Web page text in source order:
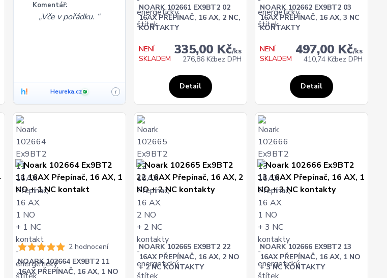
Komentář:
Vče v pořádku.
Heureka.cz ✓ i
NOARK 102661 EX9BT2 02
16AX PŘEPÍNAČ, 16 AX, 2 NC,
KONTAKTY
335,00 Kč/ks
276,86 Kčbez DPH
NENÍ
SKLADEM
Detail
NOARK 102662 EX9BT2 03
16AX PŘEPÍNAČ, 16 AX, 3 NC
KONTAKTY
497,00 Kč/ks
410,74 Kčbez DPH
NENÍ
SKLADEM
Detail
2 hodnocení
NOARK 102664 EX9BT2 11
16AX PŘEPÍNAČ, 16 AX, 1 NO
NOARK 102665 EX9BT2 22
16AX PŘEPÍNAČ, 16 AX, 2 NO
+ 2 NC KONTAKTY
NOARK 102666 EX9BT2 13
16AX PŘEPÍNAČ, 16 AX, 1 NO
+ 3 NC KONTAKTY